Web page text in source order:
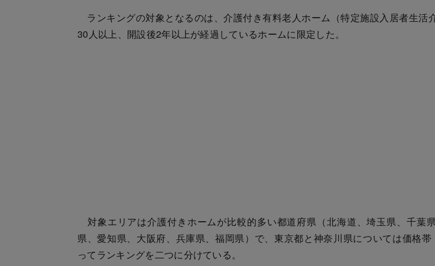
ランキングの対象となるのは、介護付き有料老人ホーム（特定施設入居者生活
30人以上、開設後2年以上が経過しているホームに限定した。
対象エリアは介護付きホームが比較的多い都道府県（北海道、埼玉県、千葉
県、愛知県、大阪府、兵庫県、福岡県）で、東京都と神奈川県については価格帯
ってランキングを二つに分けている。